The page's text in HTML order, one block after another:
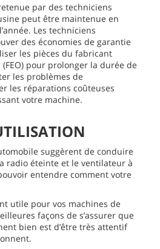
par des techniciens
peut être maintenue en
Les techniciens
des économies de garantie
les pièces du fabricant
(FEO) pour prolonger la durée de
les problèmes de
les réparations coûteuses
votre machine.
suggèrent de conduire
radio éteinte et le ventilateur à
entendre comment votre
utile pour vos machines de
façons de s’assurer que
bien est d’être très attentif